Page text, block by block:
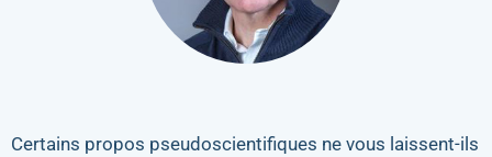
Certains propos pseudoscientifiques ne vous laissent-ils